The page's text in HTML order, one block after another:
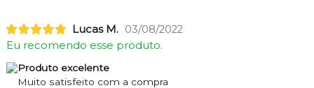
Lucas M. 03/08/2022
Eu recomendo esse produto.
Produto excelente
Muito satisfeito com a compra